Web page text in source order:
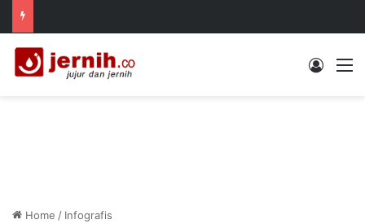
Log In
Home / Infografis